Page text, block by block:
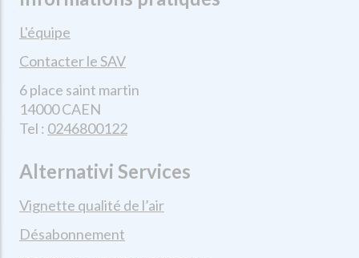
L'équipe
Contacter le SAV
6 place saint martin
14000 CAEN
Tel : 0246800122
Alternativi Services
Vignette qualité de l’air
Désabonnement